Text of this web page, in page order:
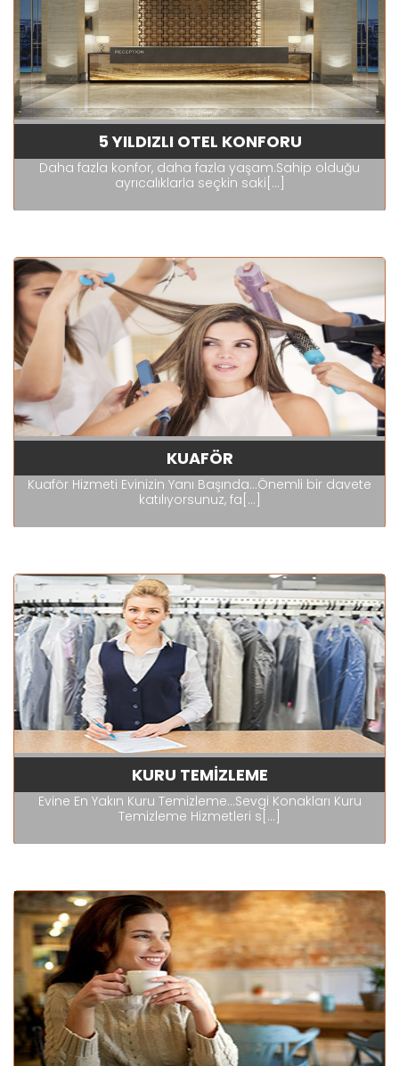
5 YILDIZLI OTEL KONFORU
Daha fazla konfor, daha fazla yaşam.Sahip olduğu
ayrıcalıklarla seçkin saki[...]
KUAFÖR
Kuaför Hizmeti Evinizin Yanı Başında...Önemli bir davete
katılıyorsunuz, fa[...]
KURU TEMİZLEME
Evine En Yakın Kuru Temizleme...Sevgi Konakları Kuru
Temizleme Hizmetleri s[...]